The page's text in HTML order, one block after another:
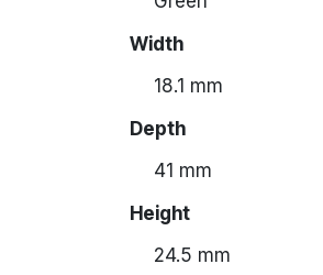
Width
18.1 mm
Depth
41 mm
Height
24.5 mm